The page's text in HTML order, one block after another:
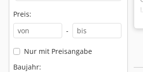
Preis:
-
Nur mit Preisangabe
Baujahr: